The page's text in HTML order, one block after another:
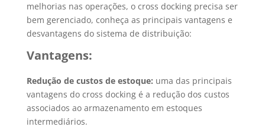
melhorias nas operações, o cross docking precisa ser
bem gerenciado, conheça as principais vantagens e
desvantagens do sistema de distribuição:
Vantagens:
Redução de custos de estoque: uma das principais
vantagens do cross docking é a redução dos custos
associados ao armazenamento em estoques
intermediários.